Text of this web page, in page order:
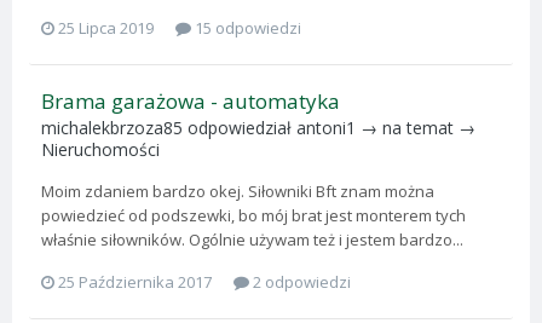
25 Lipca 2019
15 odpowiedzi
Brama garażowa - automatyka
michalekbrzoza85 odpowiedział antoni1 → na temat →
Nieruchomości
Moim zdaniem bardzo okej. Siłowniki Bft znam można
powiedzieć od podszewki, bo mój brat jest monterem tych
właśnie siłowników. Ogólnie używam też i jestem bardzo...
25 Października 2017
2 odpowiedzi